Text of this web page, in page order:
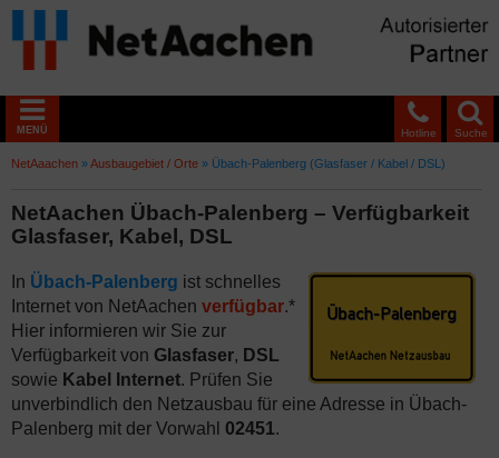
Suche
Hotline
MENÜ
NetAaachen »Ausbaugebiet / Orte » Übach-Palenberg (Glasfaser / Kabel / DSL)
NetAachen Übach-Palenberg – Verfügbarkeit
Glasfaser, Kabel, DSL
In Übach-Palenberg ist schnelles
Internet von NetAachen verfügbar.*
Hier informieren wir Sie zur
Verfügbarkeit von Glasfaser, DSL
sowie Kabel Internet. Prüfen Sie
unverbindlich den Netzausbau für eine Adresse in Übach-
Palenberg mit der Vorwahl 02451.